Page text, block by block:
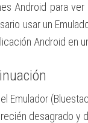
Android para
usar un
Android en
Emulador
desagrado y